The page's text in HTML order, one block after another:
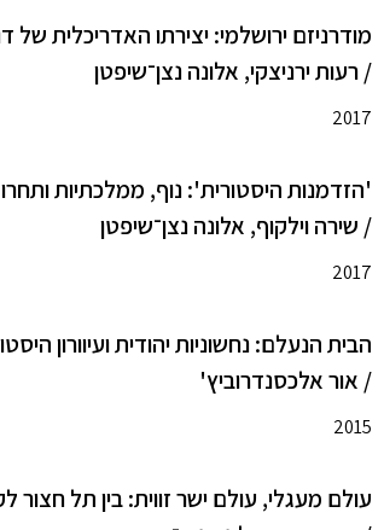
מודרניזם ירושלמי: יצירתו האדריכלית של
/ רעות ירניצקי, אלונה נצן־שיפטן
2017
'הזדמנות היסטורית': נוף, ממלכתיות ותחרות
/ שירה וילקוף, אלונה נצן־שיפטן
2017
הבית הנעלם: נחשוניות יהודית ועיוורון
/ אור אלכסנדרוביץ'
2015
עולם מעגלי, עולם ישר זווית: בין תל חצור